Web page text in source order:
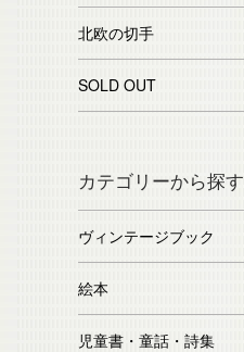
北欧の切手
SOLD OUT
カテゴリーから探す
ヴィンテージブック
絵本
児童書・童話・詩集